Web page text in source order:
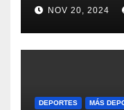
NOV 20, 2024
DEPORTES MÁS